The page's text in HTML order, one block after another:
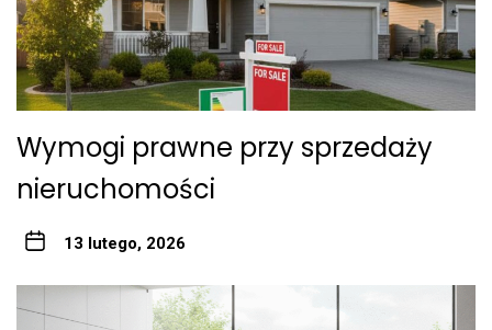
Wymogi prawne przy sprzedaży
nieruchomości
13 lutego, 2026